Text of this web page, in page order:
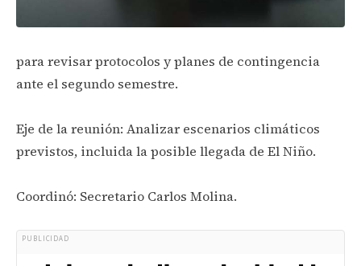
para revisar protocolos y planes de contingencia
ante el segundo semestre.
Eje de la reunión: Analizar escenarios climáticos
previstos, incluida la posible llegada de El Niño.
Coordinó: Secretario Carlos Molina.
PUBLICIDAD